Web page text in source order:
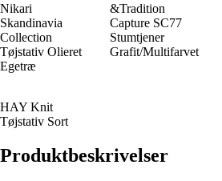
Nikari
Skandinavia
Collection
Tøjstativ Olieret
Egetræ
&Tradition
Capture SC77
Stumtjener
Grafit/Multifarvet
HAY Knit
Tøjstativ Sort
Produktbeskrivelser